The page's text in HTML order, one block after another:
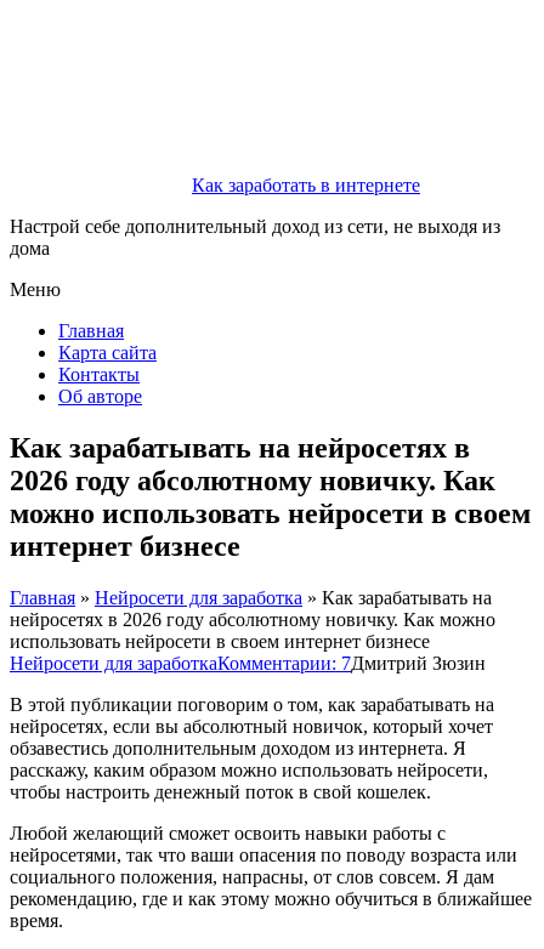
Как заработать в интернете
Настрой себе дополнительный доход из сети, не выходя из
дома
Меню
Главная
Карта сайта
Контакты
Об авторе
Как зарабатывать на нейросетях в
2026 году абсолютному новичку. Как
можно использовать нейросети в своем
интернет бизнесе
Главная » Нейросети для заработка » Как зарабатывать на
нейросетях в 2026 году абсолютному новичку. Как можно
использовать нейросети в своем интернет бизнесе
Нейросети для заработкаКомментарии: 7Дмитрий Зюзин
В этой публикации поговорим о том, как зарабатывать на
нейросетях, если вы абсолютный новичок, который хочет
обзавестись дополнительным доходом из интернета. Я
расскажу, каким образом можно использовать нейросети,
чтобы настроить денежный поток в свой кошелек.
Любой желающий сможет освоить навыки работы с
нейросетями, так что ваши опасения по поводу возраста или
социального положения, напрасны, от слов совсем. Я дам
рекомендацию, где и как этому можно обучиться в ближайшее
время.